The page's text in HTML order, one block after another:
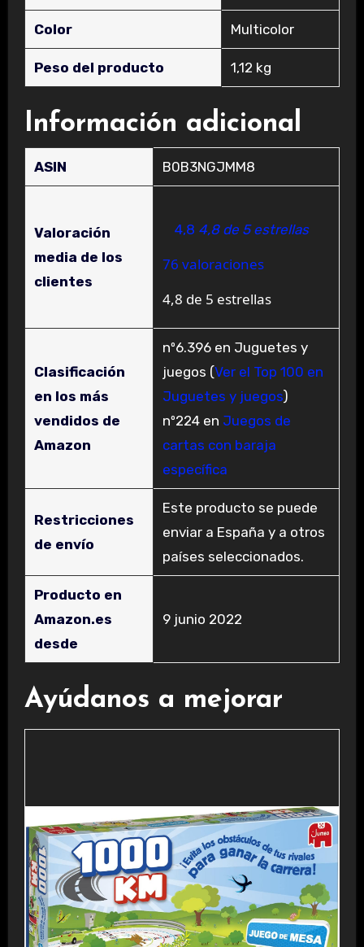
Color ‎Multicolor
Peso del producto ‎1,12 kg
Información adicional
ASIN B0B3NGJMM8
Valoración
media de los
clientes
4,8 4,8 de 5 estrellas
76 valoraciones
4,8 de 5 estrellas
Clasificación
en los más
vendidos de
Amazon
nº6.396 en Juguetes y
juegos (Ver el Top 100 en
Juguetes y juegos)
nº224 en Juegos de
cartas con baraja
específica
Restricciones
de envío
Este producto se puede
enviar a España y a otros
países seleccionados.
Producto en
Amazon.es
desde
9 junio 2022
Ayúdanos a mejorar